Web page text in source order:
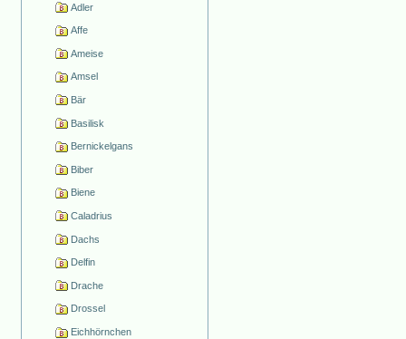
Adler
Affe
Ameise
Amsel
Bär
Basilisk
Bernickelgans
Biber
Biene
Caladrius
Dachs
Delfin
Drache
Drossel
Eichhörnchen